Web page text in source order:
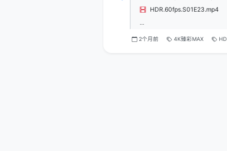
HDR.60fps.S01E23.mp4
...
2个月前 4K臻彩MAX